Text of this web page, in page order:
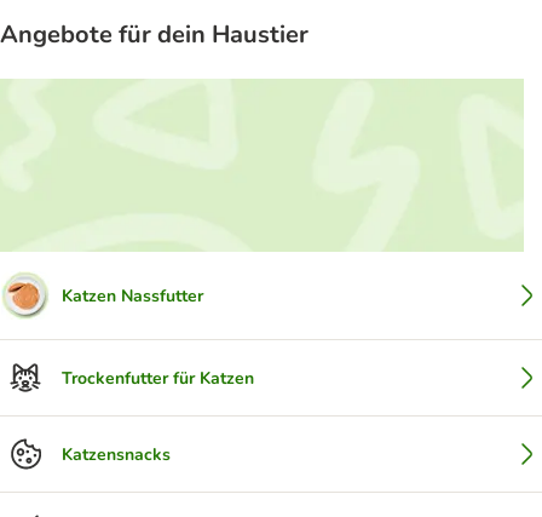
Angebote für dein Haustier
Katzen Nassfutter
Trockenfutter für Katzen
Katzensnacks